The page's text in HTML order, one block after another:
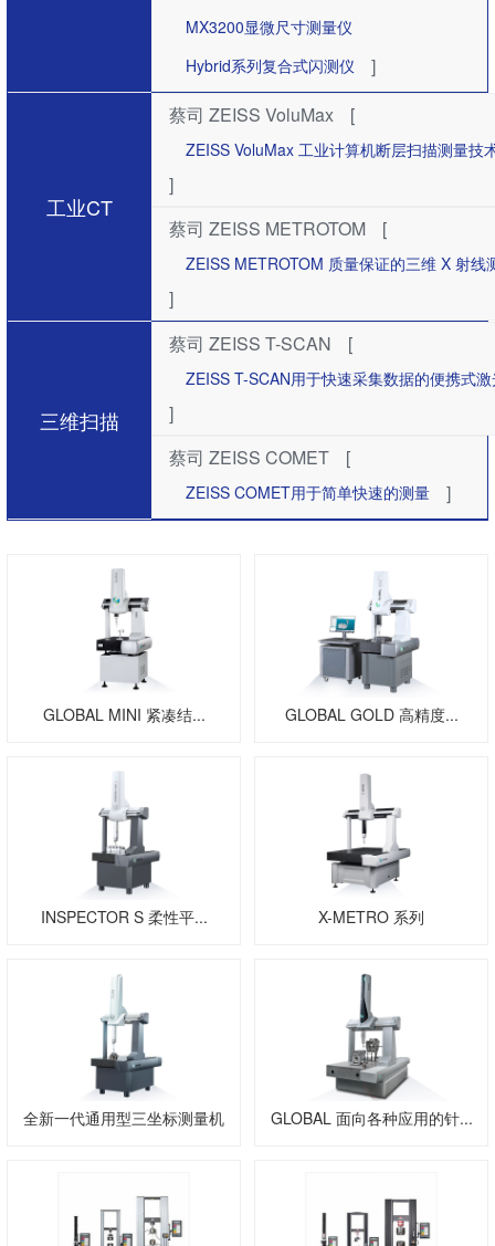
MX3200显微尺寸测量仪
Hybrid系列复合式闪测仪
]
工业CT
蔡司 ZEISS VoluMax [
ZEISS VoluMax 工业计算机断层扫描测量技
]
蔡司 ZEISS METROTOM
[
ZEISS METROTOM 质量保证的三维 X 射线
]
三维扫描
蔡司 ZEISS T-SCAN [
ZEISS T-SCAN用于快速采集数据的便携式
]
蔡司 ZEISS COMET
[
ZEISS COMET用于简单快速的测量 ]
GLOBAL MINI 紧凑结... GLOBAL GOLD 高精度...
INSPECTOR S 柔性平... X-METRO 系列
全新一代通用型三坐标测量机
GLOBAL 面向各种应用的针...